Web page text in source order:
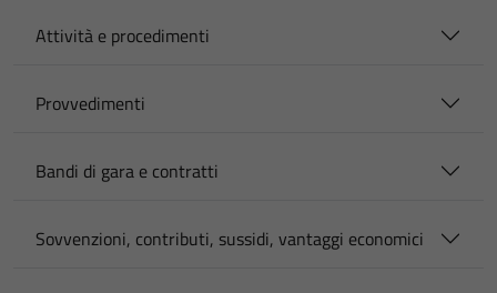
Attività e procedimenti
Provvedimenti
Bandi di gara e contratti
Sovvenzioni, contributi, sussidi, vantaggi economici